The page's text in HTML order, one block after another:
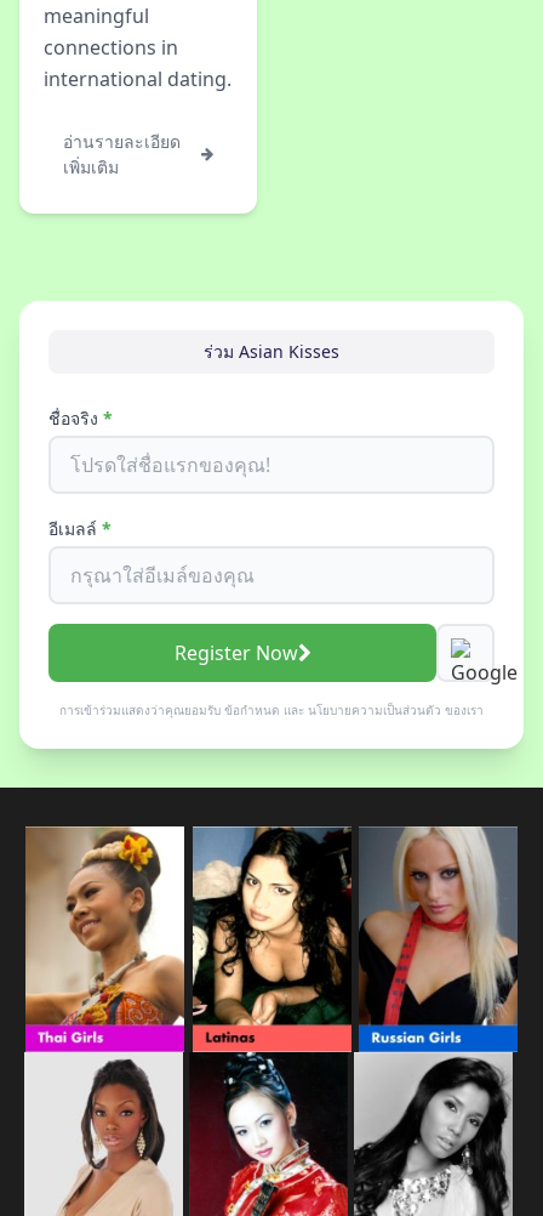
meaningful
connections in
international dating.
อ่านรายละเอียด
เพิ่มเติม
ร่วม Asian Kisses
ชื่อจริง *
อีเมลล์ *
Register Now
การเข้าร่วมแสดงว่าคุณยอมรับ ข้อกำหนด และ นโยบายความเป็นส่วนตัว ของเรา